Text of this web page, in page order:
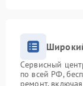
Сервисный
по всей РФ,
ремонт,